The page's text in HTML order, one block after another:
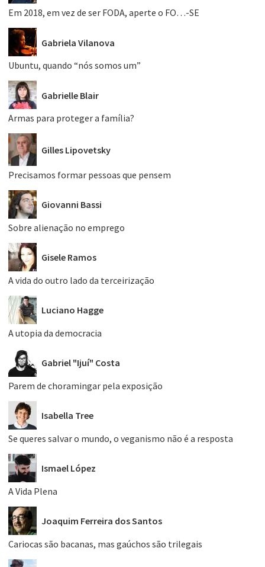
Em 2018, em vez de ser FODA, aperte o FO…-SE
Gabriela Vilanova
Ubuntu, quando “nós somos um”
Gabrielle Blair
Armas para proteger a família?
Gilles Lipovetsky
Precisamos formar pessoas que pensem
Giovanni Bassi
Sobre alienação no emprego
Gisele Ramos
A vida do outro lado da terceirização
Luciano Hagge
A utopia da democracia
Gabriel "Ijuí" Costa
Parem de choramingar pela exposição
Isabella Tree
Se queres salvar o mundo, o veganismo não é a resposta
Ismael López
A Vida Plena
Joaquim Ferreira dos Santos
Cariocas são bacanas, mas gaúchos são trilegais